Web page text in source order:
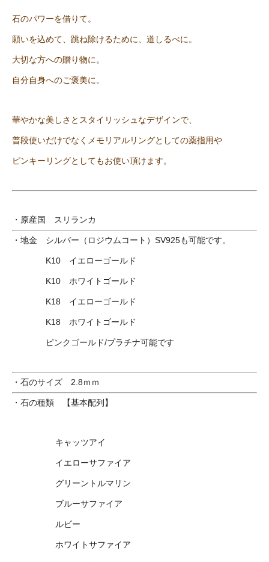
石のパワーを借りて。
願いを込めて、跳ね除けるために、道しるべに。
大切な方への贈り物に。
自分自身へのご褒美に。
華やかな美しさとスタイリッシュなデザインで、
普段使いだけでなくメモリアルリングとしての薬指用や
ピンキーリングとしてもお使い頂けます。
・原産国 スリランカ
・地金 シルバー（ロジウムコート）SV925も可能です。
K10 イエローゴールド
K10 ホワイトゴールド
K18 イエローゴールド
K18 ホワイトゴールド
ピンクゴールド/プラチナ可能です
・石のサイズ 2.8ｍｍ
・石の種類 【基本配列】
キャッツアイ
イエローサファイア
グリーントルマリン
ブルーサファイア
ルビー
ホワイトサファイア